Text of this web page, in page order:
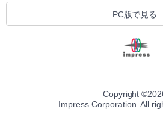
PC版で見る
Copyright ©
Impress Corporation. All